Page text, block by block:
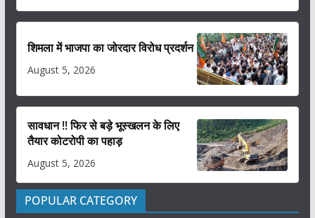
शिमला में भाजपा का जोरदार विरोध प्रदर्शन
August 5, 2026
सावधान !! फिर से बड़े भूस्खलन के लिए
तैयार कोटरोपी का पहाड़
August 5, 2026
POPULAR CATEGORY